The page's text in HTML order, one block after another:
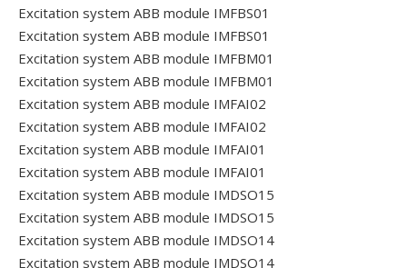
Excitation system ABB module IMFBS01
Excitation system ABB module IMFBS01
Excitation system ABB module IMFBM01
Excitation system ABB module IMFBM01
Excitation system ABB module IMFAI02
Excitation system ABB module IMFAI02
Excitation system ABB module IMFAI01
Excitation system ABB module IMFAI01
Excitation system ABB module IMDSO15
Excitation system ABB module IMDSO15
Excitation system ABB module IMDSO14
Excitation system ABB module IMDSO14